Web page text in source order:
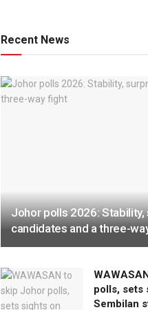
Recent News
Johor polls 2026: Stability,
candidates and a three-
polls, sets
Sembilan